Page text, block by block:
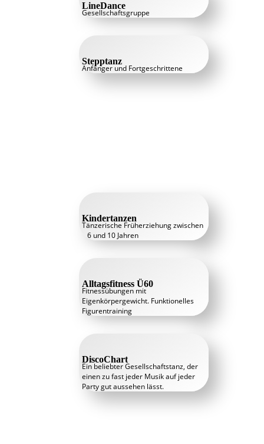
LineDance
Gesellschaftsgruppe
Stepptanz
Anfänger und Fortgeschrittene
Kindertanzen
Tänzerische Früherziehung zwischen
6 und 10 Jahren
Alltagsfitness Ü60
Fitnessübungen mit
Eigenkörpergewicht. Funktionelles
Figurentraining
DiscoChart
Ein beliebter Gesellschaftstanz, der
einen zu fast jeder Musik auf jeder
Party gut aussehen lässt.